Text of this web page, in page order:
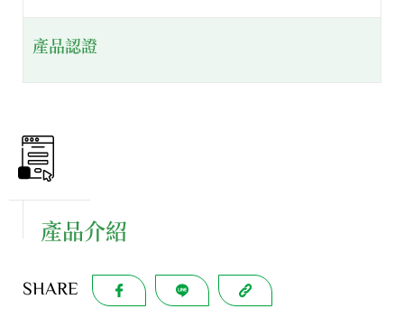
產品認證
產品介紹
SHARE